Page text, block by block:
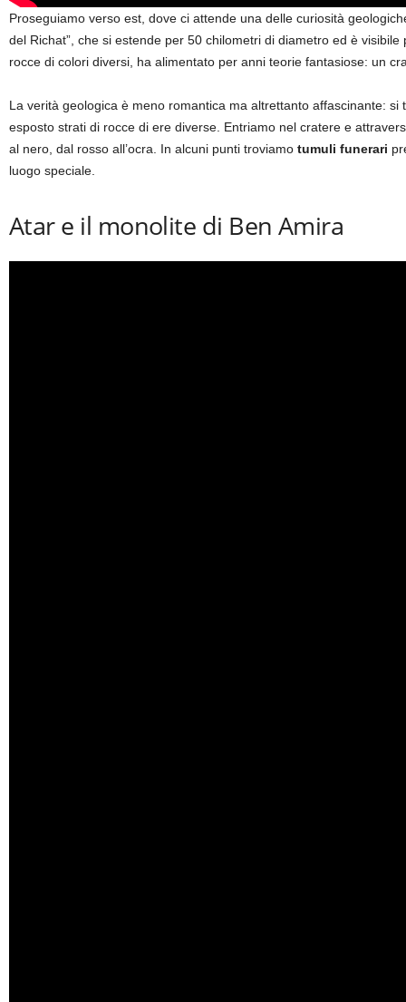
Proseguiamo verso est, dove ci attende una delle curiosità
del Richat”, che si estende per 50 chilometri di diametro ed è
rocce di colori diversi, ha alimentato per anni teorie fantasiose: un
La verità geologica è meno romantica ma altrettanto affascinante:
esposto strati di rocce di ere diverse. Entriamo nel cratere e
al nero, dal rosso all’ocra. In alcuni punti troviamo tumuli funerari
luogo speciale.
Atar e il monolite di Ben Amira